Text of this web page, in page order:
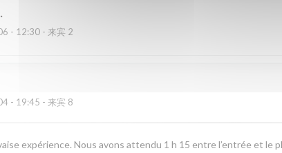
- 12:30 - 来宾 2
- 19:45 - 来宾 8
expérience. Nous avons attendu 1 h 15 entre l’entrée et le